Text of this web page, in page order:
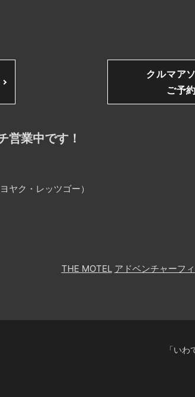
クルマア
ご予
営業中です！
ク・レッツゴー）
THE MOTEL アドベンチャーフ
「い